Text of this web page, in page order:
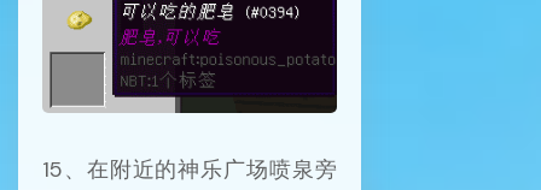
15、在附近的神乐广场喷泉旁